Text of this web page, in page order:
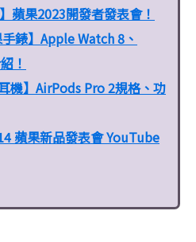
】蘋果2023開發者發表會！
手錶】Apple Watch 8、
！
耳機】AirPods Pro 2規格、功
蘋果新品發表會 YouTube